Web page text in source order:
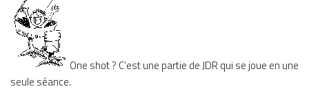
One shot ? C’est une partie de JDR qui se joue en une
seule séance.